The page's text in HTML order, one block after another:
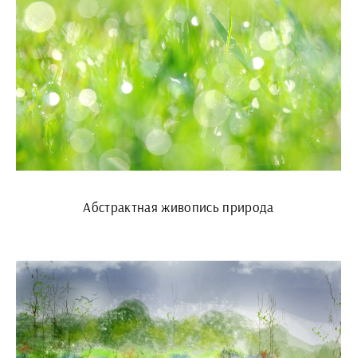
Абстрактная живопись природа